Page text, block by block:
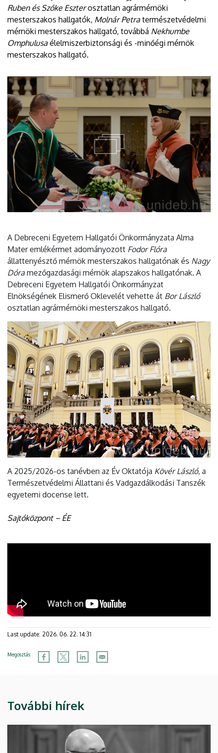
Ruben és Szőke Eszterosztatlan agrármérnöki
mesterszakos hallgatók, Molnár Petra természetvédelmi
mérnöki mesterszakos hallgató, továbbá Nekhumbe
Omphulusa élelmiszerbiztonsági és -minőégi mérnök
mesterszakos hallgató.
A Debreceni Egyetem Hallgatói Önkormányzata Alma
Mater emlékérmet adományozott Fodor Flóra
állattenyésztő mérnök mesterszakos hallgatónak és Nagy
Dóra mezőgazdasági mérnök alapszakos hallgatónak. A
Debreceni Egyetem Hallgatói Önkormányzat
Elnökségének Elismerő Oklevelét vehette át Bor László
osztatlan agrármérnöki mesterszakos hallgató.
A 2025/2026-os tanévben az Év Oktatója Kövér László, a
Természetvédelmi Állattani és Vadgazdálkodási Tanszék
egyetemi docense lett.
Sajtóközpont – ÉE
Last update: 2026. 06. 22. 14:31
Megosztás
További hírek